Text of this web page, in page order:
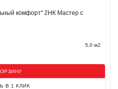
комфорт" 2НК Мастер с
5,0 м2
В 1 КЛИК